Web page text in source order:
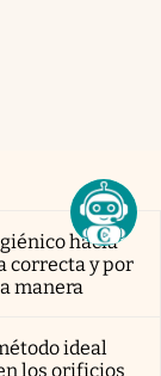
hacia
correcta y por
manera
ideal
los orificios